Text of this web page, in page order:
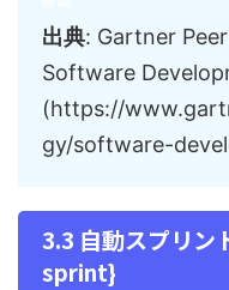
出典: Gartner
Software
(https://
gy/software-
3.3 自動スプリ
sprint}